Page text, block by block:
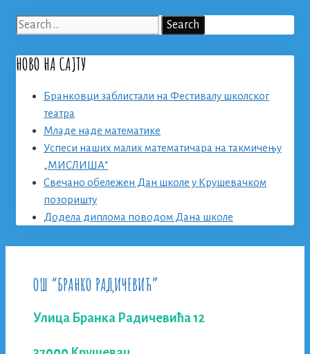
Search
НОВО НА САЈТУ
Бранковци заблистали на Фестивалу школског
театра
Младе наде математике
Успеси наших малих математичара на такмичењу
„МИСЛИША“
Свечано обележен Дан школе у Крушевачком
позоришту
Додела диплома поводом Дана школе
ОШ “БРАНКО РАДИЧЕВИЋ”
Улица Бранка Радичевића 12